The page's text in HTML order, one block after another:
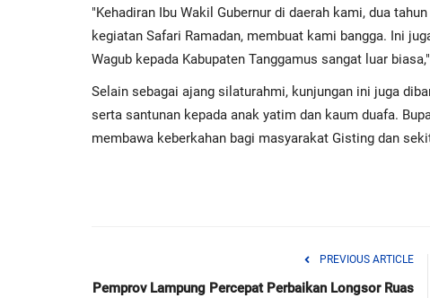
​"Kehadiran Ibu Wakil Gubernur di daerah kami, dua
kegiatan Safari Ramadan, membuat kami bangga. Ini
Wagub kepada Kabupaten Tanggamus sangat luar
Selain sebagai ajang silaturahmi, kunjungan ini juga
serta santunan kepada anak yatim dan kaum duafa.
membawa keberkahan bagi masyarakat Gisting dan
PREVIOUS ARTICLE
Pemprov Lampung Percepat Perbaikan Longsor Ruas